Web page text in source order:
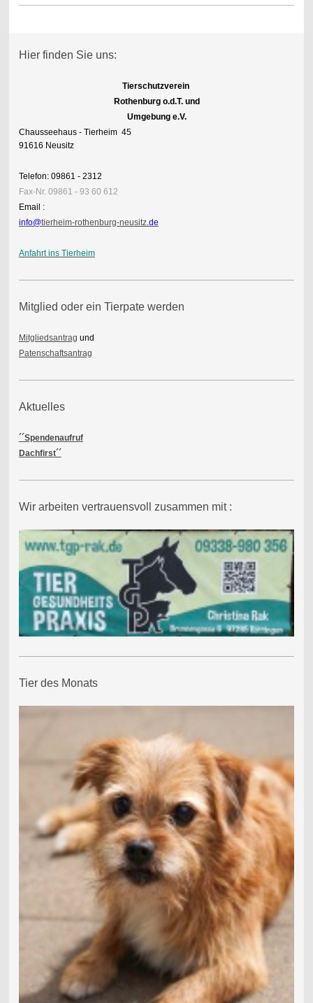
Hier finden Sie uns:
Tierschutzverein
Rothenburg o.d.T. und
Umgebung e.V.
Chausseehaus - Tierheim 45
91616 Neusitz
Telefon: 09861 - 2312
Fax-Nr. 09861 - 93 60 612
Email :
info@tierheim-rothenburg-neusitz.de
Anfahrt ins Tierheim
Mitglied oder ein Tierpate werden
Mitgliedsantrag und
Patenschaftsantrag
Aktuelles
´´Spendenaufruf
Dachfirst´´
Wir arbeiten vertrauensvoll zusammen mit :
Tier des Monats